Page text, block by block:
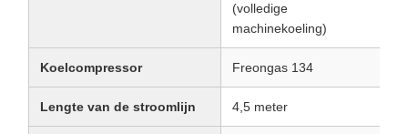
(volledige
machinekoeling)
Koelcompressor Freongas 134
Lengte van de stroomlijn 4,5 meter